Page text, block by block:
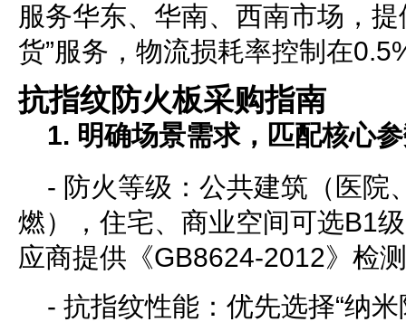
服务华东、华南、西南市场，
货”服务，物流损耗率控制在
抗指纹防火板采购指南
1. 明确场景需求，匹配核心
- 防火等级：公共建筑（医院
燃），住宅、商业空间可选B1
应商提供《GB8624-2012》检
- 抗指纹性能：优先选择“纳